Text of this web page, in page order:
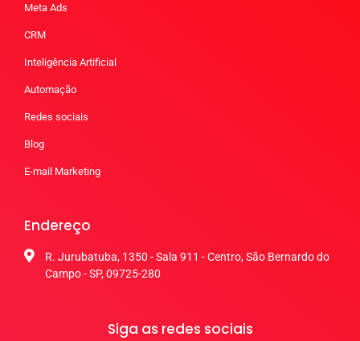
Meta Ads
CRM
Inteligência Artificial
Automação
Redes sociais
Blog
E-mail Marketing
Endereço
R. Jurubatuba, 1350 - Sala 911 - Centro, São Bernardo do
Campo - SP, 09725-280
Siga as redes sociais